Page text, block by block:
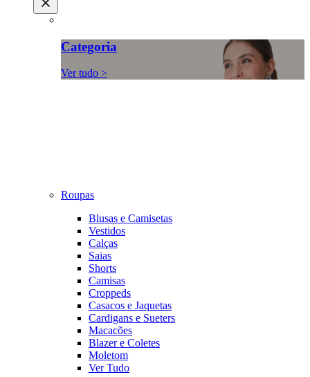
Categoria
Ver tudo >
Roupas
Blusas e Camisetas
Vestidos
Calças
Saias
Shorts
Camisas
Croppeds
Casacos e Jaquetas
Cardigans e Sueters
Macacões
Blazer e Coletes
Moletom
Ver Tudo